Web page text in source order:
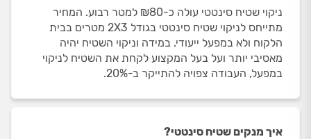
ניקוי שטיח סינטטי עולה כ-₪80 למטר רבוע. המחיר
מתייחס לניקוי שטיח סינטטי בגודל 2X3 מטרים בבית
הלקוח ולא במפעל ייעודי. במידה וניקוי השטיח יהיה
מאסיבי יותר ועל בעל המקצוע לקחת את השטיח לניקוי
במפעל, העבודה צפויה להתייקר ב-20%.
איך מנקים שטיח סינטטי?